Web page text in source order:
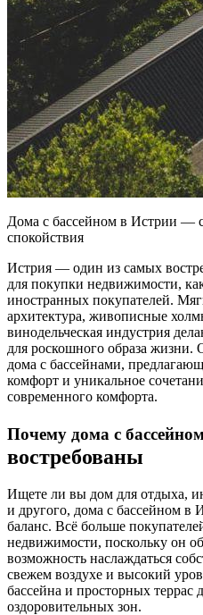
Дома с бассейном в Истрии —
спокойствия
Истрия — один из самых
для покупки недвижимости,
иностранных покупателей.
архитектура, живописные
винодельческая индустрия
для роскошного образа
дома с бассейнами,
комфорт и уникальное
современного комфорта.
Почему дома с
востребованы
Ищете ли вы дом для отдыха,
и другого, дома с бассейном в
баланс. Всё больше
недвижимости, поскольку он
возможность наслаждаться
свежем воздухе и высокий
бассейна и просторных
оздоровительных зон.